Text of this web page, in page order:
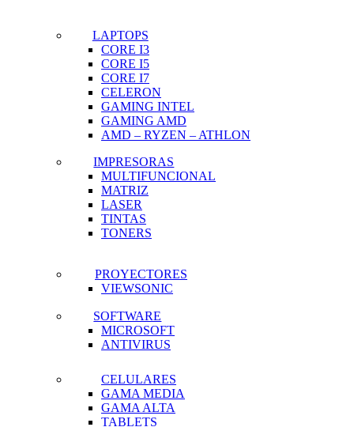
LAPTOPS
CORE I3
CORE I5
CORE I7
CELERON
GAMING INTEL
GAMING AMD
AMD – RYZEN – ATHLON
IMPRESORAS
MULTIFUNCIONAL
MATRIZ
LASER
TINTAS
TONERS
PROYECTORES
VIEWSONIC
SOFTWARE
MICROSOFT
ANTIVIRUS
CELULARES
GAMA MEDIA
GAMA ALTA
TABLETS